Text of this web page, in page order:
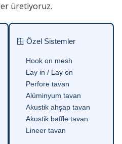
üretiyoruz.
🪟 Özel Sistemler
Hook on mesh
Lay in / Lay on
Perfore tavan
Alüminyum tavan
Akustik ahşap tavan
Akustik baffle tavan
Lineer tavan